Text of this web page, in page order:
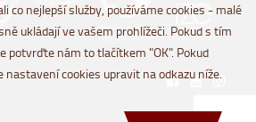
co nejlepší služby, používáme cookies - malé
ukládají ve vašem prohlížeči. Pokud s tím
potvrďte nám to tlačítkem "OK". Pokud
nastavení cookies upravit na odkazu níže.